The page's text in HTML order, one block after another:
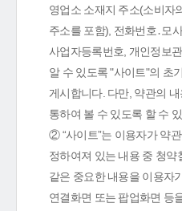
영업소 소재지 주소(소비자
주소를 포함), 전화번호․모
사업자등록번호, 개인정보
알 수 있도록 "사이트"의 초
게시합니다. 다만, 약관의
통하여 볼 수 있도록 할 수
② “사이트”는 이용자가 약
정하여져 있는 내용 중 청약
같은 중요한 내용을 이용자
연결화면 또는 팝업화면 등